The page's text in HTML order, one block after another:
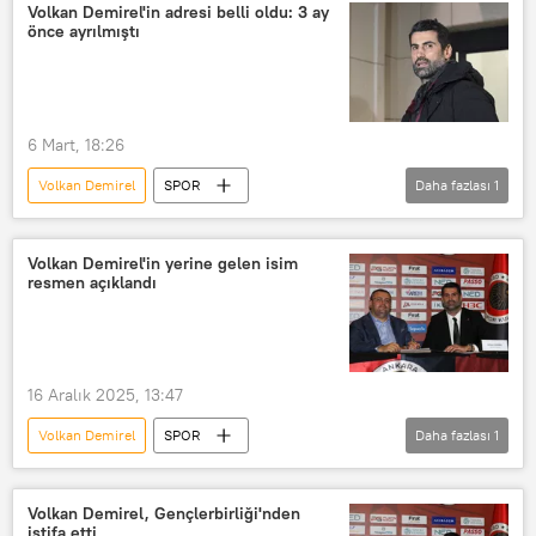
Volkan Demirel'in adresi belli oldu: 3 ay
önce ayrılmıştı
6 Mart, 18:26
Volkan Demirel
SPOR
Gençlerbirliği Futbol Takımı
Daha fazlası 1
Volkan Demirel'in yerine gelen isim
resmen açıklandı
16 Aralık 2025, 13:47
Volkan Demirel
SPOR
Metin Diyadin
Gençlerbirliği Futbol Takımı
Daha fazlası 1
Volkan Demirel, Gençlerbirliği'nden